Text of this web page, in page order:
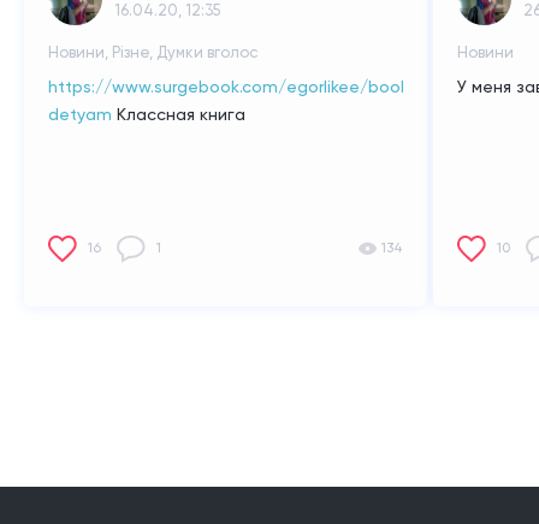
16.04.20, 12:35
Новини, Різне, Думки вголос
https://www.surgebook.com/egorlikee/book/skazy-
detyam Классная книга
16 1 134
Новини
У меня
10